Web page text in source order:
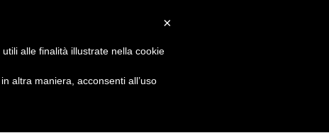
×
alle finalità illustrate nella cookie
altra maniera, acconsenti all’uso